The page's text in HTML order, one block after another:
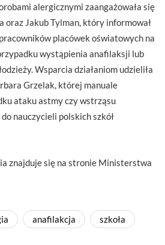
alergicznymi zaangażowała się
oraz Jakub Tylman, który informował
placówek oświatowych na
wystąpienia anafilaksji lub
Wsparcia działaniom udzieliła
Grzelak, której manuale
ataku astmy czy wstrząsu
nauczycieli polskich szkół
znajduje się na stronie Ministerstwa
anafilakcja szkoła